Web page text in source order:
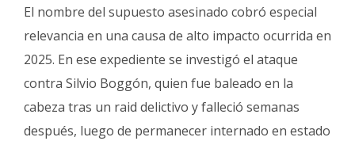
El nombre del supuesto asesinado cobró especial
relevancia en una causa de alto impacto ocurrida en
2025. En ese expediente se investigó el ataque
contra Silvio Boggón, quien fue baleado en la
cabeza tras un raid delictivo y falleció semanas
después, luego de permanecer internado en estado